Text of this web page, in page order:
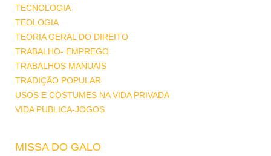
TECNOLOGIA
TEOLOGIA
TEORIA GERAL DO DIREITO
TRABALHO- EMPREGO
TRABALHOS MANUAIS
TRADIÇÃO POPULAR
USOS E COSTUMES NA VIDA PRIVADA
VIDA PUBLICA-JOGOS
MISSA DO GALO